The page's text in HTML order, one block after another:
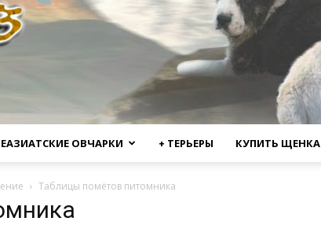
ОВЧАРКИ + ТЕРЬЕРЫ КУПИТЬ ЩЕНКА
Таблицы помётов питомника